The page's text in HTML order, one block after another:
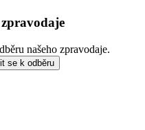
našeho zpravodaje.
se k odběru